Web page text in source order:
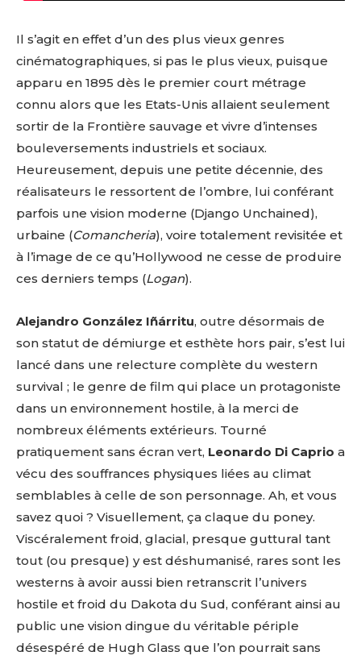
Il s’agit en effet d’un des plus vieux genres
cinématographiques, si pas le plus vieux, puisque
apparu en 1895 dès le premier court métrage
connu alors que les Etats-Unis allaient seulement
sortir de la Frontière sauvage et vivre d’intenses
bouleversements industriels et sociaux.
Heureusement, depuis une petite décennie, des
réalisateurs le ressortent de l’ombre, lui conférant
parfois une vision moderne (Django Unchained),
urbaine (Comancheria), voire totalement revisitée et
à l’image de ce qu’Hollywood ne cesse de produire
ces derniers temps (Logan).
Alejandro González Iñárritu, outre désormais de
son statut de démiurge et esthète hors pair, s’est lui
lancé dans une relecture complète du western
survival ; le genre de film qui place un protagoniste
dans un environnement hostile, à la merci de
nombreux éléments extérieurs. Tourné
pratiquement sans écran vert, Leonardo Di Caprio a
vécu des souffrances physiques liées au climat
semblables à celle de son personnage. Ah, et vous
savez quoi ? Visuellement, ça claque du poney.
Viscéralement froid, glacial, presque guttural tant
tout (ou presque) y est déshumanisé, rares sont les
westerns à avoir aussi bien retranscrit l’univers
hostile et froid du Dakota du Sud, conférant ainsi au
public une vision dingue du véritable périple
désespéré de Hugh Glass que l’on pourrait sans